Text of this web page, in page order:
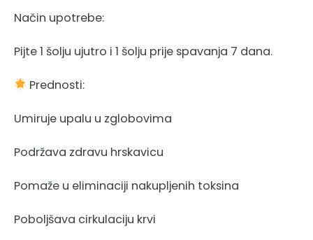
Način upotrebe:
Pijte 1 šolju ujutro i 1 šolju prije spavanja 7 dana.
Prednosti:
Umiruje upalu u zglobovima
Podržava zdravu hrskavicu
Pomaže u eliminaciji nakupljenih toksina
Poboljšava cirkulaciju krvi